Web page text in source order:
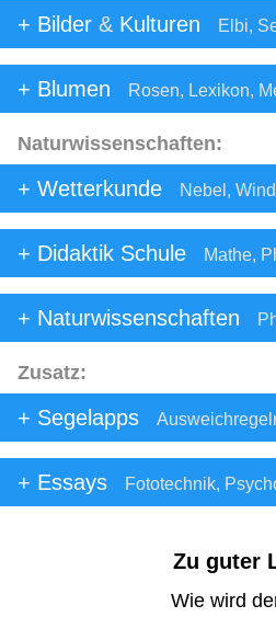
Bilder & Kulturen Elbi,
Blumen Rosen, Lexikon,
Naturwissenschaften:
Wetterkunde Nebel,
Didaktik Schule Mathe,
Naturwissenschaften
Zusatz:
Segelapps
Essays Fototechnik,
Zu guter
Wie wird